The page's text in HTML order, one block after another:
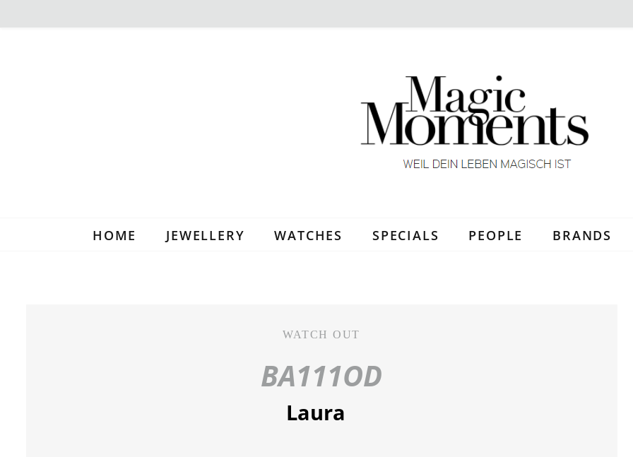
HOME JEWELLERY WATCHES SPECIALS PEOPLE BRANDS
WATCH OUT
BA111OD
Laura